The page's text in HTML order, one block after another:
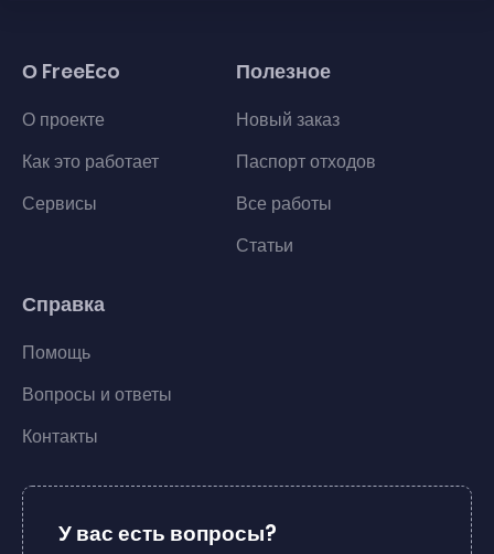
О FreeEco
О проекте
Как это работает
Сервисы
Полезное
Новый заказ
Паспорт отходов
Все работы
Статьи
Справка
Помощь
Вопросы и ответы
Контакты
У вас есть вопросы?